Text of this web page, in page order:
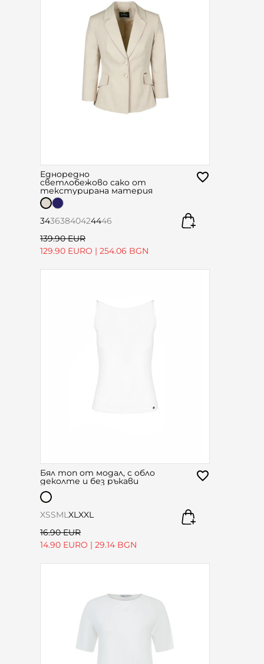
Едноредно
светлобежово сако от
текстурирана материя
34363840424446
139.90 EUR
129.90 EURO | 254.06 BGN
Бял топ от модал, с обло
деколте и без ръкави
XSSML XL XXL
16.90 EUR
14.90 EURO | 29.14 BGN